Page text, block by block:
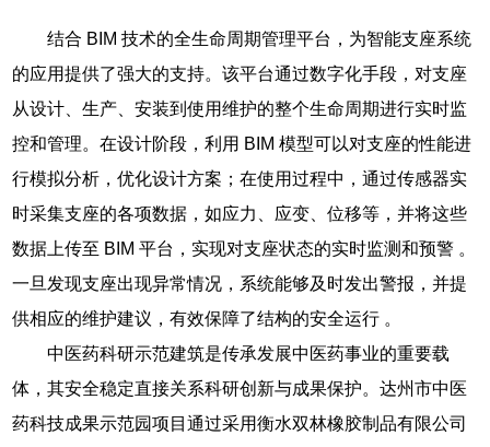
结合 BIM 技术的全生命周期管理平台，为智能支座系统
的应用提供了强大的支持。该平台通过数字化手段，对支座
从设计、生产、安装到使用维护的整个生命周期进行实时监
控和管理。在设计阶段，利用 BIM 模型可以对支座的性能进
行模拟分析，优化设计方案；在使用过程中，通过传感器实
时采集支座的各项数据，如应力、应变、位移等，并将这些
数据上传至 BIM 平台，实现对支座状态的实时监测和预警 。
一旦发现支座出现异常情况，系统能够及时发出警报，并提
供相应的维护建议，有效保障了结构的安全运行 。
中医药科研示范建筑是传承发展中医药事业的重要载
体，其安全稳定直接关系科研创新与成果保护。达州市中医
药科技成果示范园项目通过采用衡水双林橡胶制品有限公司